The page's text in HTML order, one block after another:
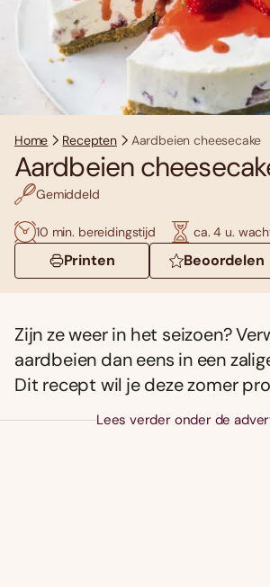
Home Recepten Aardbeien cheesecake
Aardbeien
Gemiddeld
10 min. bereidingstijd ca. 4 u.
Printen Beoordelen
Zijn ze weer in het seizoen?
aardbeien dan eens in een
Dit recept wil je deze zomer
Lees verder onder de